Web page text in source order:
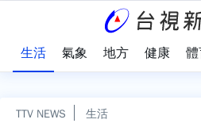
生活 氣象 地方 健康
TTV NEWS 生活